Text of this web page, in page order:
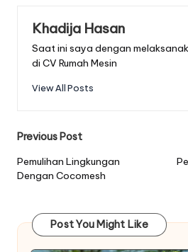
Khadija Hasan
Saat ini saya dengan
di CV Rumah Mesin
View All Posts
Post
navigation
Previous Post
Pemulihan Lingkungan
Dengan Cocomesh
Post You Might Like